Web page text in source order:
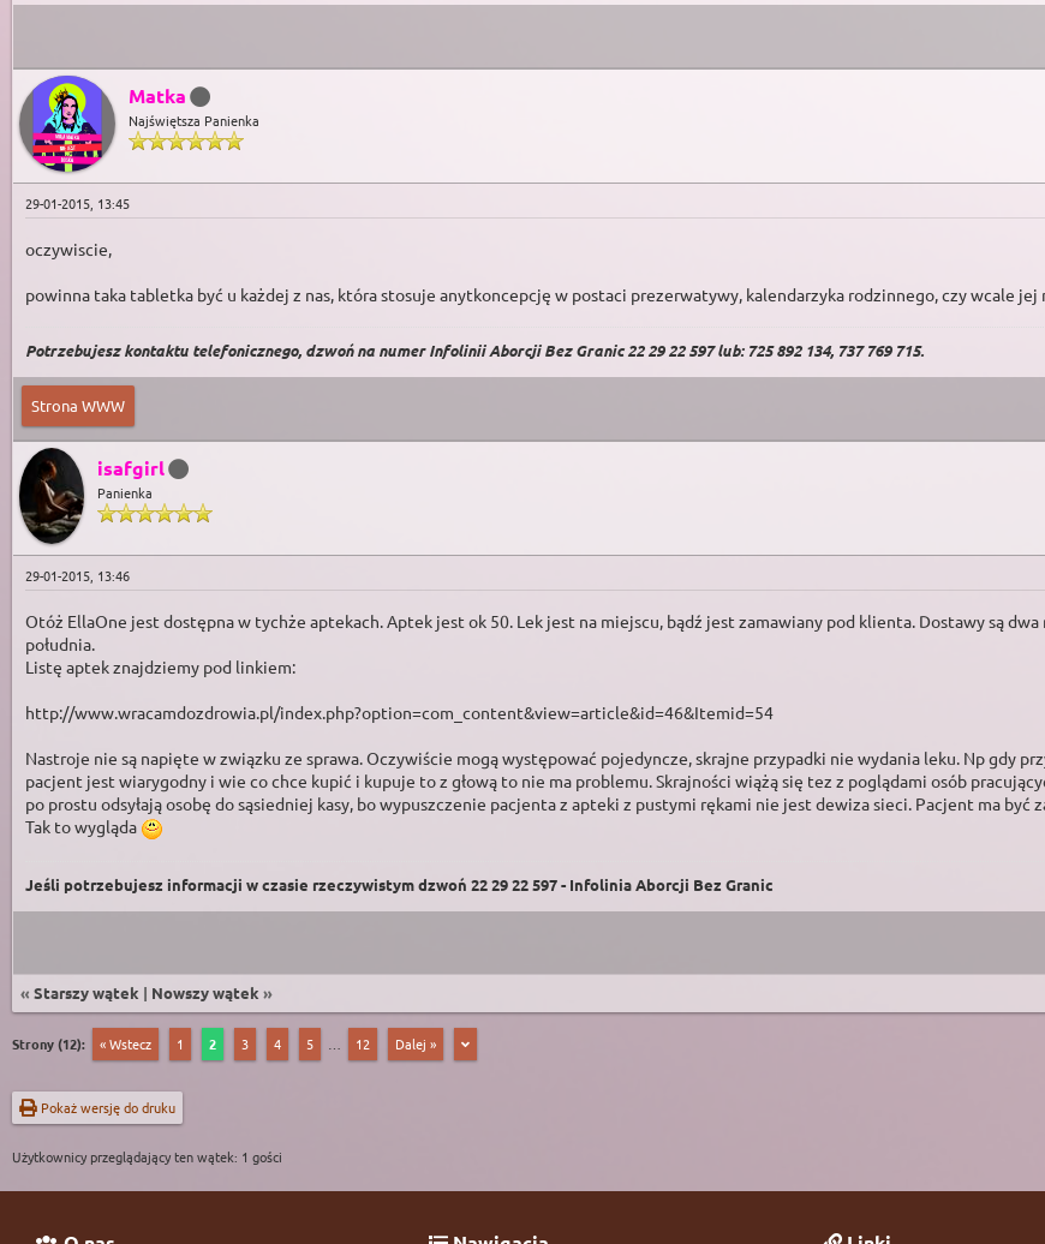
Matka
Najświętsza Panienka
29-01-2015, 13:45
oczywiscie,
powinna taka tabletka być u każdej z nas, która stosuje anytkoncepcję w postaci prezerwatywy, kalendarzyka rodzinnego, czy wcale jej
Potrzebujesz kontaktu telefonicznego, dzwoń na numer Infolinii Aborcji Bez Granic 22 29 22 597 lub: 725 892 134, 737 769 715.
Strona WWW
isafgirl
Panienka
29-01-2015, 13:46
Otóż EllaOne jest dostępna w tychże aptekach. Aptek jest ok 50. Lek jest na miejscu, bądź jest zamawiany pod klienta. Dostawy są
południa.
Listę aptek znajdziemy pod linkiem:
http://www.wracamdozdrowia.pl/index.php?option=com_content&view=article&id=46&Itemid=54
Nastroje nie są napięte w związku ze sprawa. Oczywiście mogą występować pojedyncze, skrajne przypadki nie wydania leku. Np gdy
pacjent jest wiarygodny i wie co chce kupić i kupuje to z głową to nie ma problemu. Skrajności wiążą się tez z poglądami osób
po prostu odsyłają osobę do sąsiedniej kasy, bo wypuszczenie pacjenta z apteki z pustymi rękami nie jest dewiza sieci. Pacjent ma być
Tak to wygląda
Jeśli potrzebujesz informacji w czasie rzeczywistym dzwoń 22 29 22 597 - Infolinia Aborcji Bez Granic
« Starszy wątek | Nowszy wątek »
Strony (12): « Wstecz 1 2 3 4 5 12 Dalej »
Pokaż wersję do druku
Użytkownicy przeglądający ten wątek: 1 gości